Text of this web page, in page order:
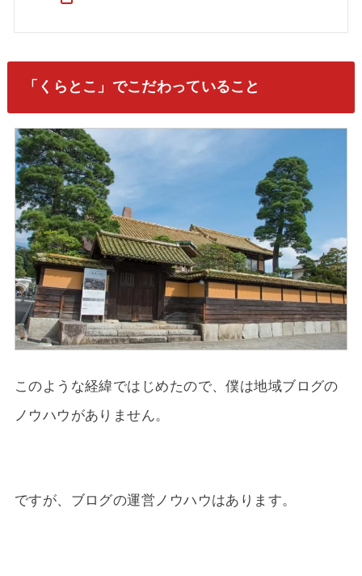
「くらとこ」でこだわっていること
このような経緯ではじめたので、僕は地域ブログの
ノウハウがありません。
ですが、ブログの運営ノウハウはあります。